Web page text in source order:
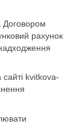
Договором
рахунок
сайті kvitkova-